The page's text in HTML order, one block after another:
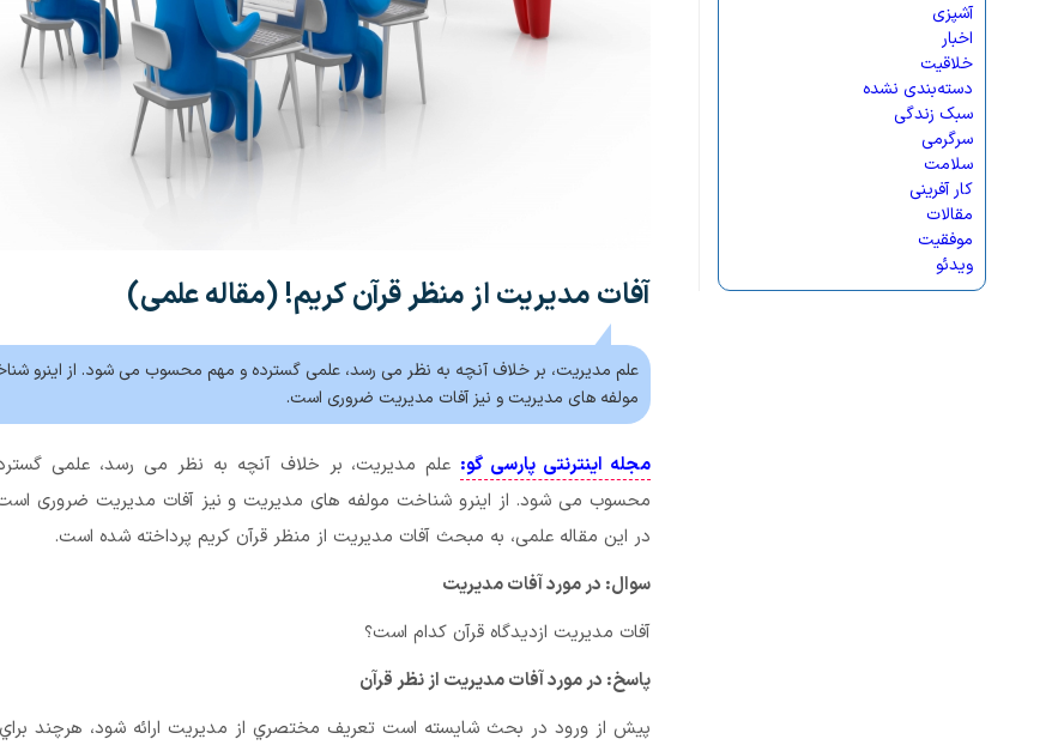
آفات مديريت از منظر قرآن کریم! (مقاله علمی)
علم مدیریت، بر خلاف آنچه به نظر می رسد، علمی گسترده و مهم محسوب می شود. از اینرو
مولفه های مدیریت و نیز آفات مديريت ضروری است.
مجله اینترنتی پارسی گو: علم مدیریت، بر خلاف آنچه به نظر می رسد، علمی
محسوب می شود. از اینرو شناخت مولفه های مدیریت و نیز آفات مديريت ضروری است.
در این مقاله علمی، به مبحث آفات مديريت از منظر قرآن کریم پرداخته شده است.
سوال: در مورد آفات مدیریت
آفات مديريت ازديدگاه قرآن كدام است؟
پاسخ: در مورد آفات مدیریت از نظر قرآن
پيش از ورود در بحث شايسته است تعريف مختصري از مديريت ارائه شود، هرچند
آشپزی
اخبار
خلاقیت
دسته‌بندی نشده
سبک زندگی
سرگرمی
سلامت
کار آفرینی
مقالات
موفقیت
ویدئو